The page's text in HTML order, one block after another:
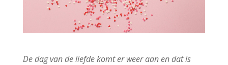
De dag van de liefde komt er weer aan en dat is